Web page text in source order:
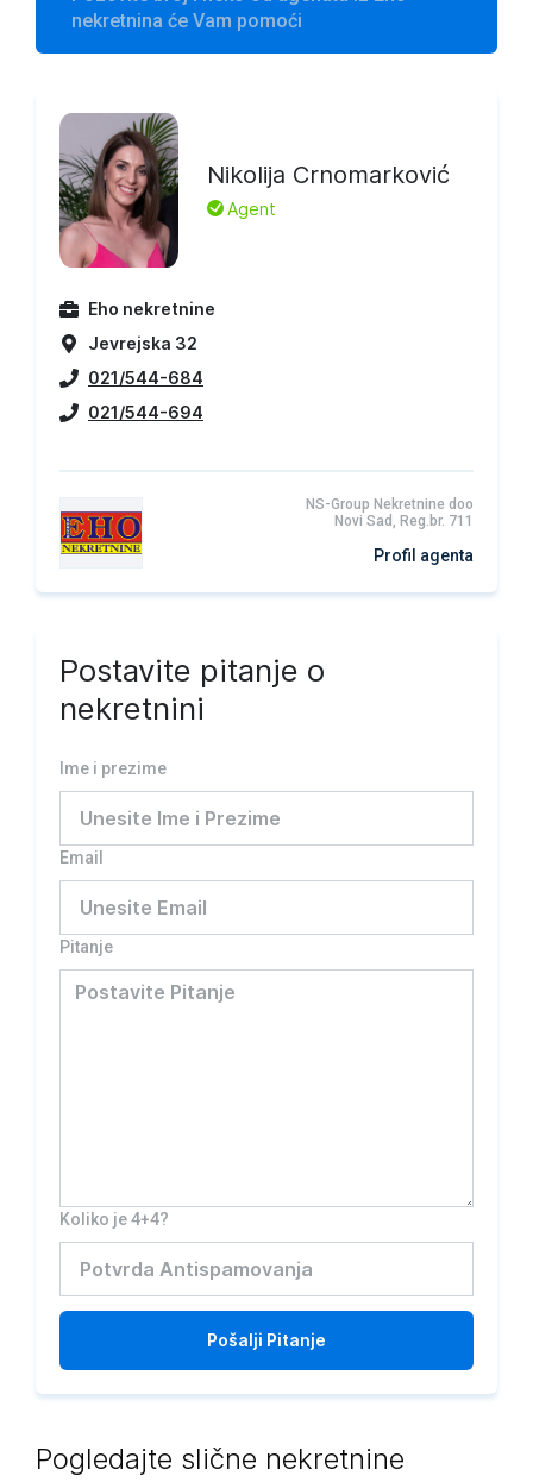
nekretnina će Vam pomoći
Nikolija Crnomarković
L Agent
Eho nekretnine
Jevrejska 32
021/544-684
021/544-694
NS-Group Nekretnine doo
Novi Sad, Reg.br. 711
Profil agenta
Postavite pitanje o
nekretnini
Ime i prezime
Email
Pitanje
Koliko je 4+4?
Pošalji Pitanje
Pogledajte slične nekretnine